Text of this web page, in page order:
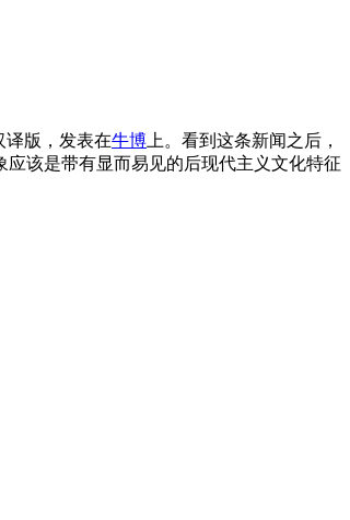
版，发表在牛博上。看到这条新闻之后，
该是带有显而易见的后现代主义文化特征